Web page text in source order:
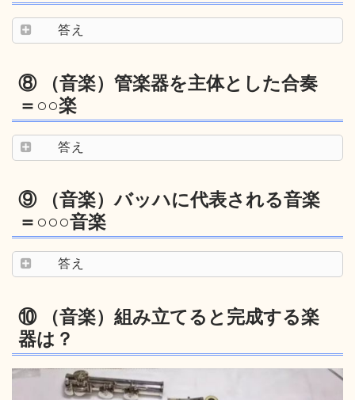
答え
⑧ （音楽）管楽器を主体とした合奏
＝○○楽
答え
⑨ （音楽）バッハに代表される音楽
＝○○○音楽
答え
⑩ （音楽）組み立てると完成する楽
器は？